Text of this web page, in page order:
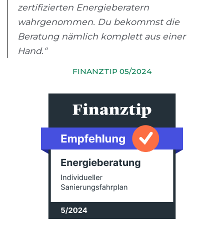
zertifizierten Energieberatern
wahrgenommen. Du bekommst die
Beratung nämlich komplett aus einer
Hand.“
FINANZTIP 05/2024